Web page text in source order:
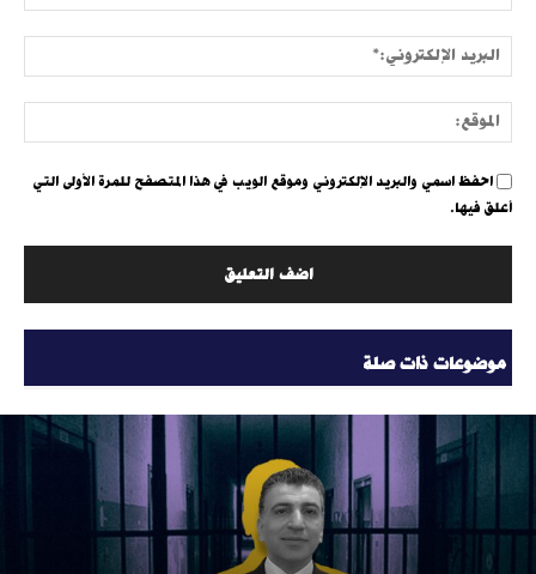
احفظ اسمي والبريد الإلكتروني وموقع الويب في هذا المتصفح للمرة الأولى التي
أعلق فيها.
موضوعات ذات صلة